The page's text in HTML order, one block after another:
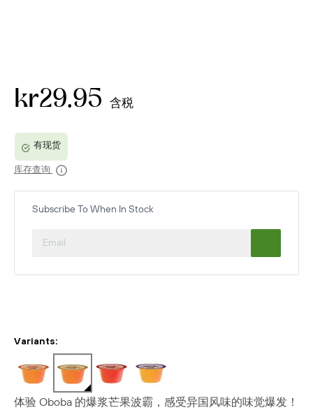
Variants:
体验 Oboba 的爆浆芒果波霸，感受异国风味的味觉爆发！
kr29.95 含税
库存查询
Subscribe To When In Stock